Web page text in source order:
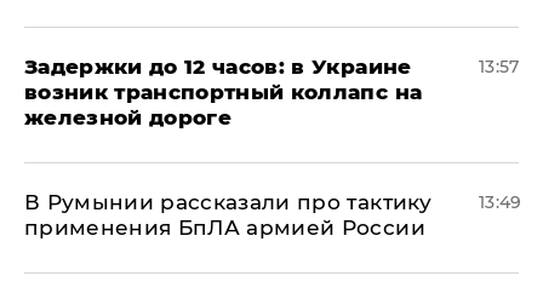
Задержки до 12 часов: в Украине
возник транспортный коллапс на
железной дороге
13:57
В Румынии рассказали про тактику
применения БпЛА армией России
13:49